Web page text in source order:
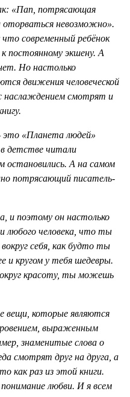
«Пап, потрясающая
оторваться невозможно».
современный ребёнок
постоянному экшену. А
Но настолько
движения человеческой
наслаждением смотрят и
«Планета людей»
детстве читали
остановились. А на самом
потрясающий писатель-
и поэтому он настолько
любого человека, что ты
себя, как будто ты
и кругом у тебя шедевры.
красоту, ты можешь
вещи, которые являются
выраженным
знаменитые слова о
смотрят друг на друга, а
как раз из этой книги.
любви. И я всем